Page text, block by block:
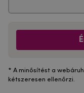
* A minősítést a
kétszeresen ellenőrzi.